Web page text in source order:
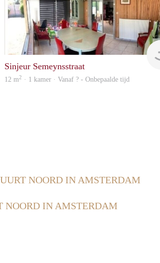
Sinjeur Semeynsstraat
12 m2 · 1 kamer · Vanaf ? - Onbepaalde tijd
NOORD IN AMSTERDAM
NOORD IN AMSTERDAM